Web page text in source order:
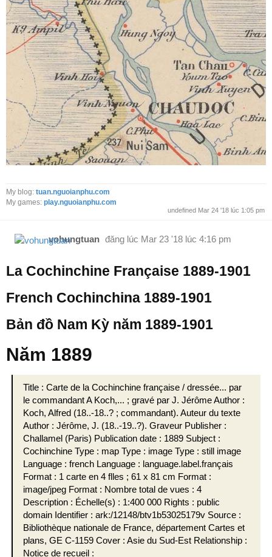
My blog: tuan.nguoianphu.com
My games: play.nguoianphu.com
undefined Mar 24 '18 lúc 1:05 pm
vohungtuan đăng lúc Mar 23 '18 lúc 4:16 pm
La Cochinchine Française 1889-1901
French Cochinchina 1889-1901
Bản đồ Nam Kỳ năm 1889-1901
Năm 1889
Title : Carte de la Cochinchine française / dressée... par
le commandant A Koch,... ; gravé par J. Jérôme Author :
Koch, Alfred (18..-18..? ; commandant). Auteur du texte
Author : Jérôme, J. (18..-19..?). Graveur Publisher :
Challamel (Paris) Publication date : 1889 Subject :
Cochinchine Type : map Type : image Type : still image
Language : french Language : language.label.français
Format : 1 carte en 4 flles ; 61 x 81 cm Format :
image/jpeg Format : Nombre total de vues : 4
Description : Échelle(s) : 1:400 000 Rights : public
domain Identifier : ark:/12148/btv1b53025179v Source :
Bibliothèque nationale de France, département Cartes et
plans, GE C-1159 Cover : Asie du Sud-Est Relationship :
Notice de recueil :